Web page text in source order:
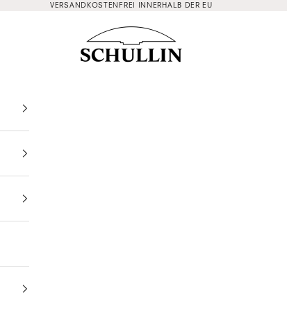
VERSANDKOSTENFREI INNERHALB DER EU